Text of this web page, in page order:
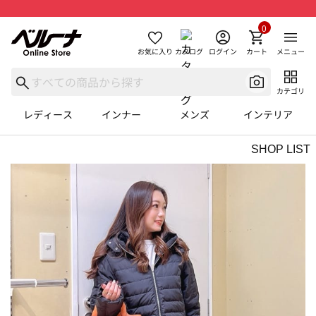
お気に入り カタログ ログイン カート
0
メニュー
カテゴリ
レディース インナー メンズ インテリア
SHOP LIST